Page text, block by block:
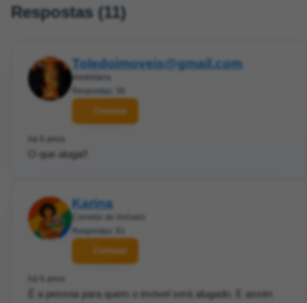
Respostas (11)
Toledoimoveis@gmail.com
Imobiliária
Respostas: 36
Contatar
há 6 anos
O que aluga!!
Karina
Corretor de imóveis
Respostas: 81
Contatar
há 6 anos
É a pessoa para quem o imóvel será alugado. E assim